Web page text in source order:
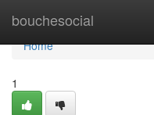
bouchesocial
Home
Home
1